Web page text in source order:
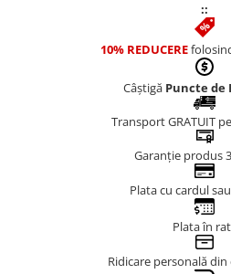
::
10% REDUCERE
Câștigă Puncte de
Transport GRATUIT
Garanție produs
Plata cu cardul
Plata în
Ridicare personală